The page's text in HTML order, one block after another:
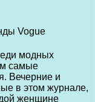
модных
самые
Вечерние и
в этом журнале,
женщине